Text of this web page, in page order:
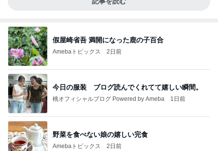
假屋崎省吾 満開になった鹿の子百合
Amebaトピックス 2日前
今日の服装 ブログ読んでくれてて嬉しい瞬間。
桃オフィシャルブログ Powered by Ameba 1日前
野菜を食べない娘の嬉しい完食
Amebaトピックス 2日前